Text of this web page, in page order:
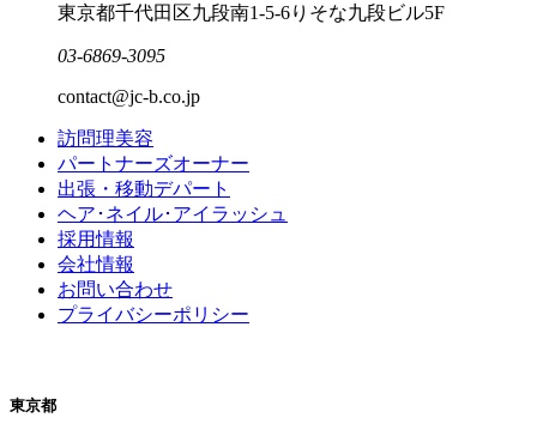
東京都千代田区九段南1-5-6りそな九段ビル5F
03-6869-3095
contact@jc-b.co.jp
訪問理美容
パートナーズオーナー
出張・移動デパート
ヘア･ネイル･アイラッシュ
採用情報
会社情報
お問い合わせ
プライバシーポリシー
東京都